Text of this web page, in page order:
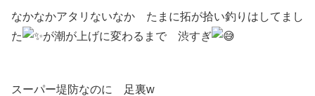
なかなかアタリないなか たまに拓が拾い釣りはしてまし
た
が潮が上げに変わるまで 渋すぎ
スーパー堤防なのに 足裏w